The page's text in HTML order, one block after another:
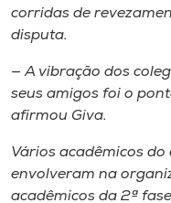
corridas de
disputa.
— A vibração dos
seus amigos foi o
afirmou Giva.
Vários acadêmicos do
envolveram na
acadêmicos da 2ª